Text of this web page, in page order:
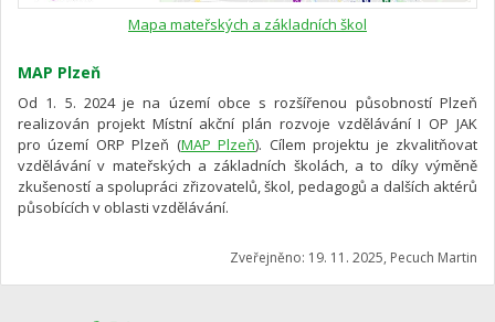
Mapa mateřských a základních škol
MAP Plzeň
Od 1. 5. 2024 je na území obce s rozšířenou působností Plzeň
realizován projekt Místní akční plán rozvoje vzdělávání I OP JAK
pro území ORP Plzeň (MAP Plzeň). Cílem projektu je zkvalitňovat
vzdělávání v mateřských a základních školách, a to díky výměně
zkušeností a spolupráci zřizovatelů, škol, pedagogů a dalších aktérů
působících v oblasti vzdělávání.
Zveřejněno: 19. 11. 2025, Pecuch Martin